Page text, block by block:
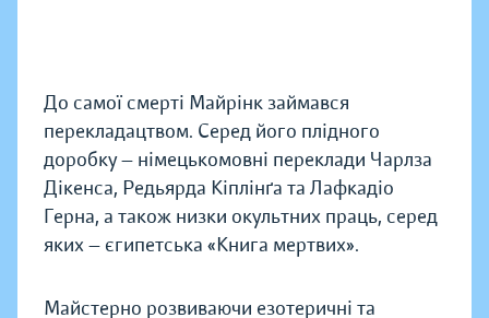
До самої смерті Майрінк займався
перекладацтвом. Серед його плідного
доробку — німецькомовні переклади Чарлза
Дікенса, Редьярда Кіплінґа та Лафкадіо
Герна, а також низки окультних праць, серед
яких — єгипетська «Книга мертвих».
Майстерно розвиваючи езотеричні та